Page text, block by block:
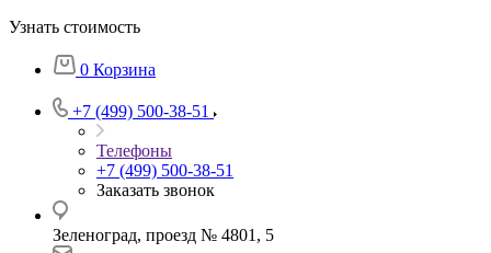
Узнать стоимость
0 Корзина
+7 (499) 500-38-51
Телефоны
+7 (499) 500-38-51
Заказать звонок
Зеленоград, проезд № 4801, 5